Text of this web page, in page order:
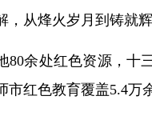
，从烽火岁月到铸就
80余处红色资源，十
市红色教育覆盖5.4万